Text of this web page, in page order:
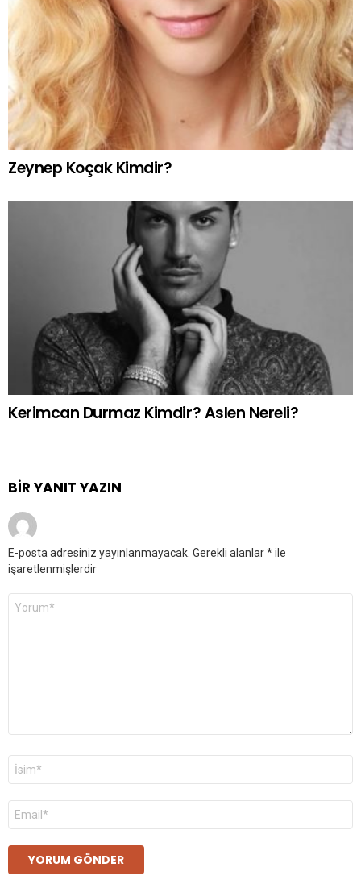
Zeynep Koçak Kimdir?
Kerimcan Durmaz Kimdir? Aslen Nereli?
BIR YANIT YAZIN
E-posta adresiniz yayınlanmayacak. Gerekli alanlar*ile
işaretlenmişlerdir
Yorum
Ad
E-
posta
*